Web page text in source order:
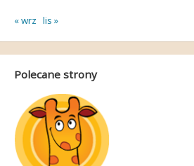
« wrz lis »
Polecane strony